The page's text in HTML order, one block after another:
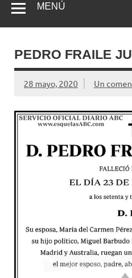
MENÚ
PEDRO FRAILE
28 mayo, 2020 Un